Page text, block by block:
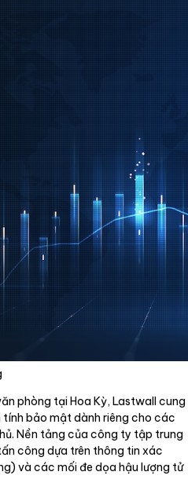
phòng tại Hoa Kỳ, Lastwall cung
bảo mật dành riêng cho các
Nền tảng của công ty tập trung
công dựa trên thông tin xác
và các mối đe dọa hậu lượng tử